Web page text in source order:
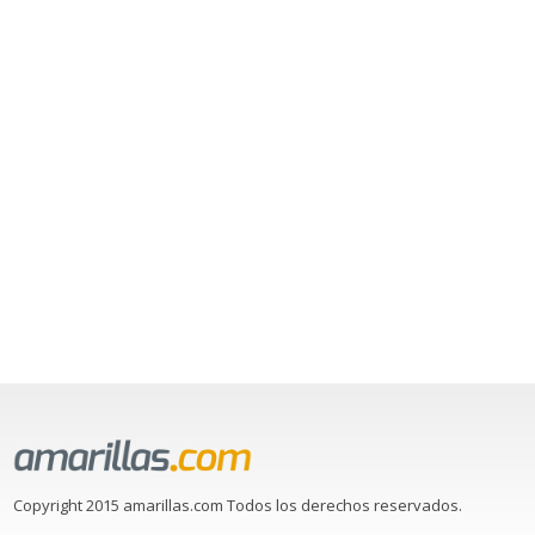
Copyright 2015 amarillas.com Todos los derechos reservados.